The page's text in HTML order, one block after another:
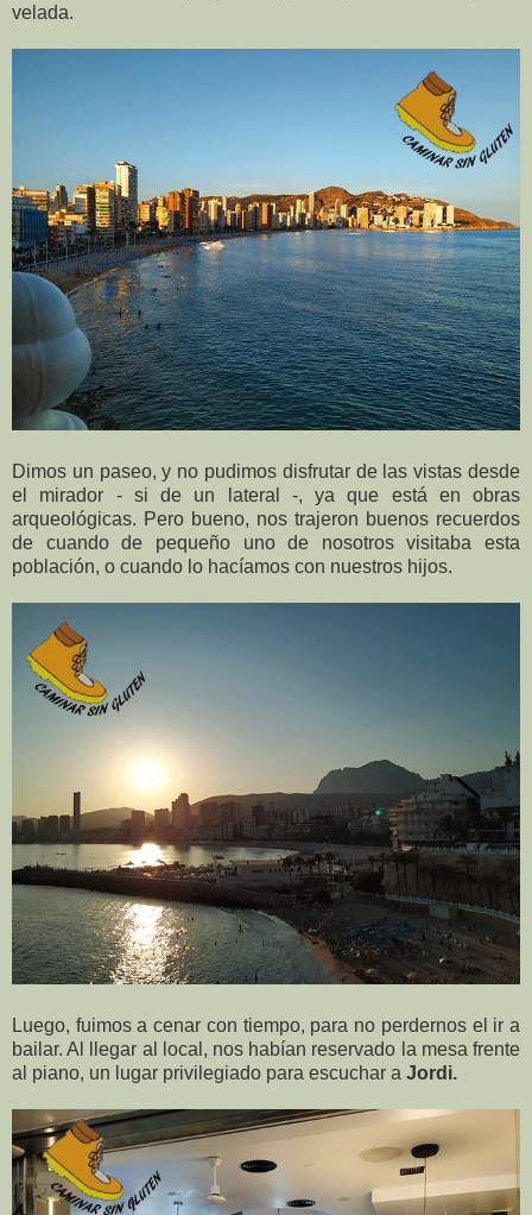
velada.
Dimos un paseo, y no pudimos disfrutar de las vistas desde
el mirador - si de un lateral -, ya que está en obras
arqueológicas. Pero bueno, nos trajeron buenos recuerdos
de cuando de pequeño uno de nosotros visitaba esta
población, o cuando lo hacíamos con nuestros hijos.
Luego, fuimos a cenar con tiempo, para no perdernos el ir a
bailar. Al llegar al local, nos habían reservado la mesa frente
al piano, un lugar privilegiado para escuchar a Jordi.